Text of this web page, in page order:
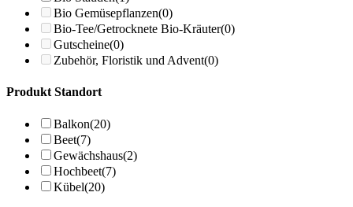
Bio Gemüsepflanzen(0)
Bio-Tee/Getrocknete Bio-Kräuter(0)
Gutscheine(0)
Zubehör, Floristik und Advent(0)
Produkt Standort
Balkon(20)
Beet(7)
Gewächshaus(2)
Hochbeet(7)
Kübel(20)